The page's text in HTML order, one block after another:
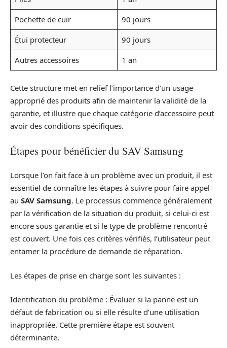
Pochette de cuir
90 jours
Étui protecteur
90 jours
Autres accessoires
1 an
Cette structure met en relief l’importance d’un usage
approprié des produits afin de maintenir la validité de la
garantie, et illustre que chaque catégorie d’accessoire peut
avoir des conditions spécifiques.
Étapes pour bénéficier du SAV Samsung
Lorsque l’on fait face à un problème avec un produit, il est
essentiel de connaître les étapes à suivre pour faire appel
au SAV Samsung. Le processus commence généralement
par la vérification de la situation du produit, si celui-ci est
encore sous garantie et si le type de problème rencontré
est couvert. Une fois ces critères vérifiés, l’utilisateur peut
entamer la procédure de demande de réparation.
Les étapes de prise en charge sont les suivantes :
Identification du problème : Évaluer si la panne est un
défaut de fabrication ou si elle résulte d’une utilisation
inappropriée. Cette première étape est souvent
déterminante.